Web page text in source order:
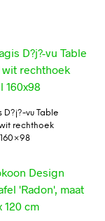
D?j?-vu Table
rechthoek